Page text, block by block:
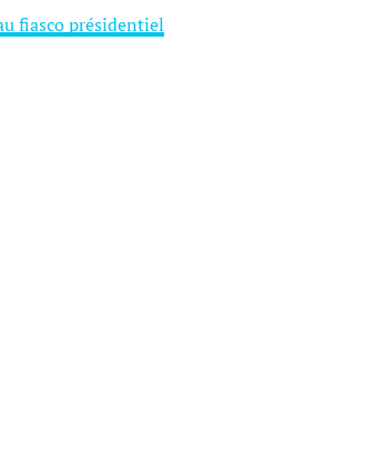
fiasco présidentiel